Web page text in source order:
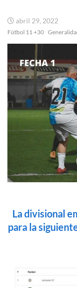
abril 29, 2022
Fútbol 11 +30
La divisional
para la